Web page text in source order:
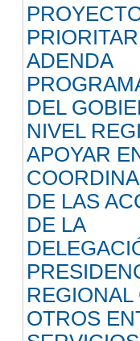
ADENDA
DEL
NIVEL
APOYAR
DE LAS
DE LA
REGIONAL
OTROS